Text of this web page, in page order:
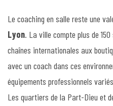
Le coaching en salle reste une
Lyon. La ville compte plus de
chaînes internationales aux
avec un coach dans ces
équipements professionnels
Les quartiers de la Part-Dieu et